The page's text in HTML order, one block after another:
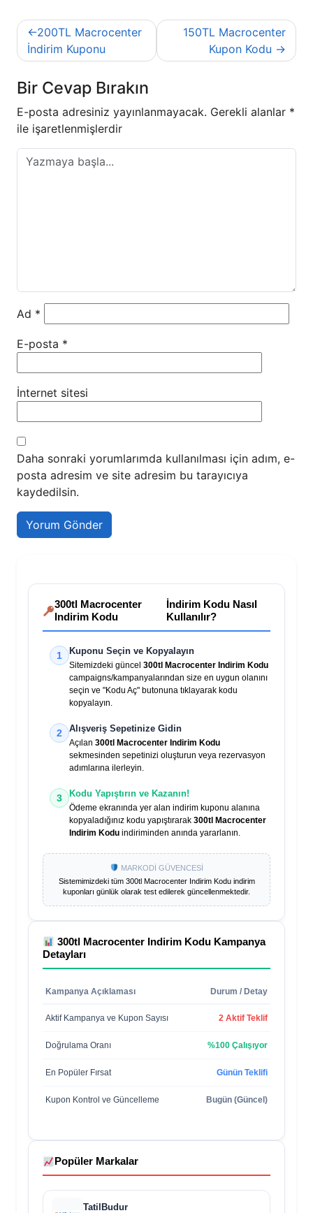
Yazı
gezinmesi
200TL Macrocenter
İndirim Kuponu
150TL Macrocenter
Kupon Kodu
Bir Cevap Bırakın
E-posta adresiniz yayınlanmayacak. Gerekli alanlar *
ile işaretlenmişlerdir
Ad *
E-posta *
İnternet sitesi
Daha sonraki yorumlarımda kullanılması için adım, e-
posta adresim ve site adresim bu tarayıcıya
kaydedilsin.
300tl Macrocenter
Indirim Kodu
İndirim Kodu Nasıl
Kullanılır?
1 Kuponu Seçin ve Kopyalayın
Sitemizdeki güncel 300tl Macrocenter Indirim Kodu
campaigns/kampanyalarından size en uygun olanını
seçin ve "Kodu Aç" butonuna tıklayarak kodu
kopyalayın.
2 Alışveriş Sepetinize Gidin
Açılan 300tl Macrocenter Indirim Kodu
sekmesinden sepetinizi oluşturun veya rezervasyon
adımlarına ilerleyin.
3 Kodu Yapıştırın ve Kazanın!
Ödeme ekranında yer alan indirim kuponu alanına
kopyaladığınız kodu yapıştırarak 300tl Macrocenter
Indirim Kodu indiriminden anında yararlanın.
MARKODİ GÜVENCESİ
Sistemimizdeki tüm 300tl Macrocenter Indirim Koduindirim
kuponları günlük olarak test edilerek güncellenmektedir.
300tl Macrocenter Indirim Kodu Kampanya
Detayları
Kampanya Açıklaması Durum / Detay
Aktif Kampanya ve Kupon Sayısı 2 Aktif Teklif
Doğrulama Oranı %100 Çalışıyor
En Popüler Fırsat Günün Teklifi
Kupon Kontrol ve Güncelleme Bugün (Güncel)
Popüler Markalar
TatilBudur